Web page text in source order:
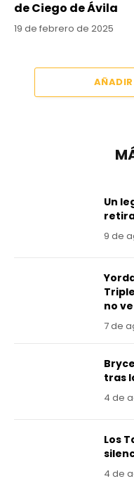
de Ciego de Ávila
19 de febrero de 2025
Un
9 de
no
7 de
tras
4 de
Los
4 de